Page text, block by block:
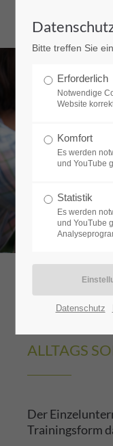
ALLTAGS
Der
Trainingsform
Bitte treffen Sie
Erforderlich
Notwendige
Website
Komfort
Es werden
und YouTube
Statistik
Es werden
und YouTube
Datenschutz